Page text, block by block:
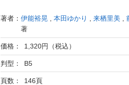
著者： 伊能裕晃 , 本田ゆかり , 来栖里美 ,
著
価格： 1,320円（税込）
判型： B5
頁数： 146頁